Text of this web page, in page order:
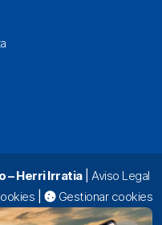
– Herri Irratia| Aviso Legal
Gestionar cookies
|
94 423 92 00|